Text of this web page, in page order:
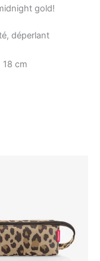
gold!
déperlant
cm